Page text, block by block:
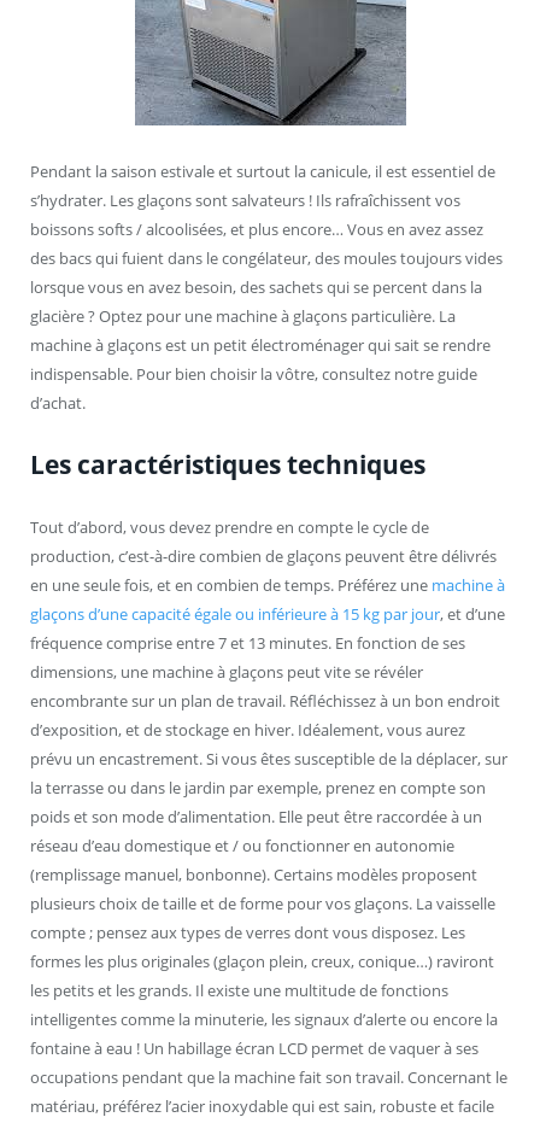
Pendant la saison estivale et surtout la canicule, il est essentiel de
s’hydrater. Les glaçons sont salvateurs ! Ils rafraîchissent vos
boissons softs / alcoolisées, et plus encore… Vous en avez assez
des bacs qui fuient dans le congélateur, des moules toujours vides
lorsque vous en avez besoin, des sachets qui se percent dans la
glacière ? Optez pour une machine à glaçons particulière. La
machine à glaçons est un petit électroménager qui sait se rendre
indispensable. Pour bien choisir la vôtre, consultez notre guide
d’achat.
Les caractéristiques techniques
Tout d’abord, vous devez prendre en compte le cycle de
production, c’est-à-dire combien de glaçons peuvent être délivrés
en une seule fois, et en combien de temps. Préférez une machine à
glaçons d’une capacité égale ou inférieure à 15 kg par jour, et d’une
fréquence comprise entre 7 et 13 minutes. En fonction de ses
dimensions, une machine à glaçons peut vite se révéler
encombrante sur un plan de travail. Réfléchissez à un bon endroit
d’exposition, et de stockage en hiver. Idéalement, vous aurez
prévu un encastrement. Si vous êtes susceptible de la déplacer, sur
la terrasse ou dans le jardin par exemple, prenez en compte son
poids et son mode d’alimentation. Elle peut être raccordée à un
réseau d’eau domestique et / ou fonctionner en autonomie
(remplissage manuel, bonbonne). Certains modèles proposent
plusieurs choix de taille et de forme pour vos glaçons. La vaisselle
compte ; pensez aux types de verres dont vous disposez. Les
formes les plus originales (glaçon plein, creux, conique…) raviront
les petits et les grands. Il existe une multitude de fonctions
intelligentes comme la minuterie, les signaux d’alerte ou encore la
fontaine à eau ! Un habillage écran LCD permet de vaquer à ses
occupations pendant que la machine fait son travail. Concernant le
matériau, préférez l’acier inoxydable qui est sain, robuste et facile